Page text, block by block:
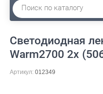
Светодиодная
Warm2700 2x
Артикул: 012349